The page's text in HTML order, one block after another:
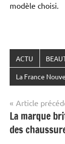
modèle choisi.
ACTU
La France
Navigation
de
l’article
Article
La marque
des